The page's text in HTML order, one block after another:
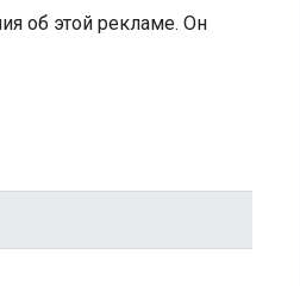
об этой рекламе. Он